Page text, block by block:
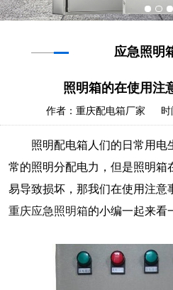
应急照明
照明箱的在使用注
作者：重庆配电箱厂家 时
照明配电箱人们的日常用电
常的照明分配电力，但是照明箱
易导致损坏，那我们在使用注意
重庆应急照明箱的小编一起来看